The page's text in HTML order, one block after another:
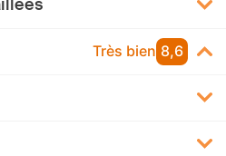
Très bien 8,6